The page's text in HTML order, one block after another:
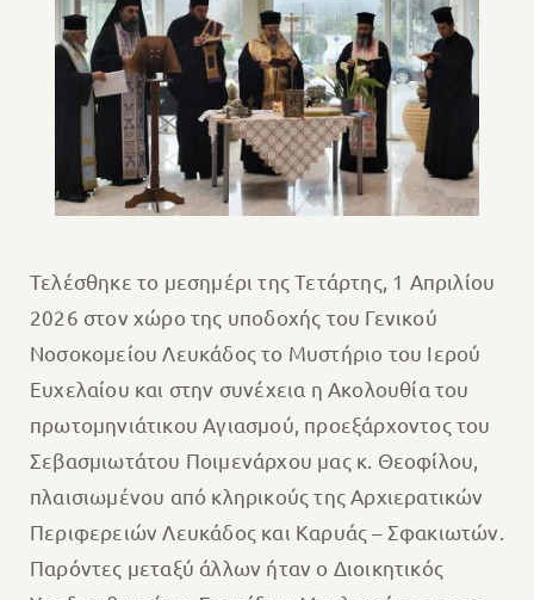
Τελέσθηκε το μεσημέρι της Τετάρτης, 1 Απριλίου
2026 στον χώρο της υποδοχής του Γενικού
Νοσοκομείου Λευκάδος το Μυστήριο του Ιερού
Ευχελαίου και στην συνέχεια η Ακολουθία του
πρωτομηνιάτικου Αγιασμού, προεξάρχοντος του
Σεβασμιωτάτου Ποιμενάρχου μας κ. Θεοφίλου,
πλαισιωμένου από κληρικούς της Αρχιερατικών
Περιφερειών Λευκάδος και Καρυάς – Σφακιωτών.
Παρόντες μεταξύ άλλων ήταν ο Διοικητικός